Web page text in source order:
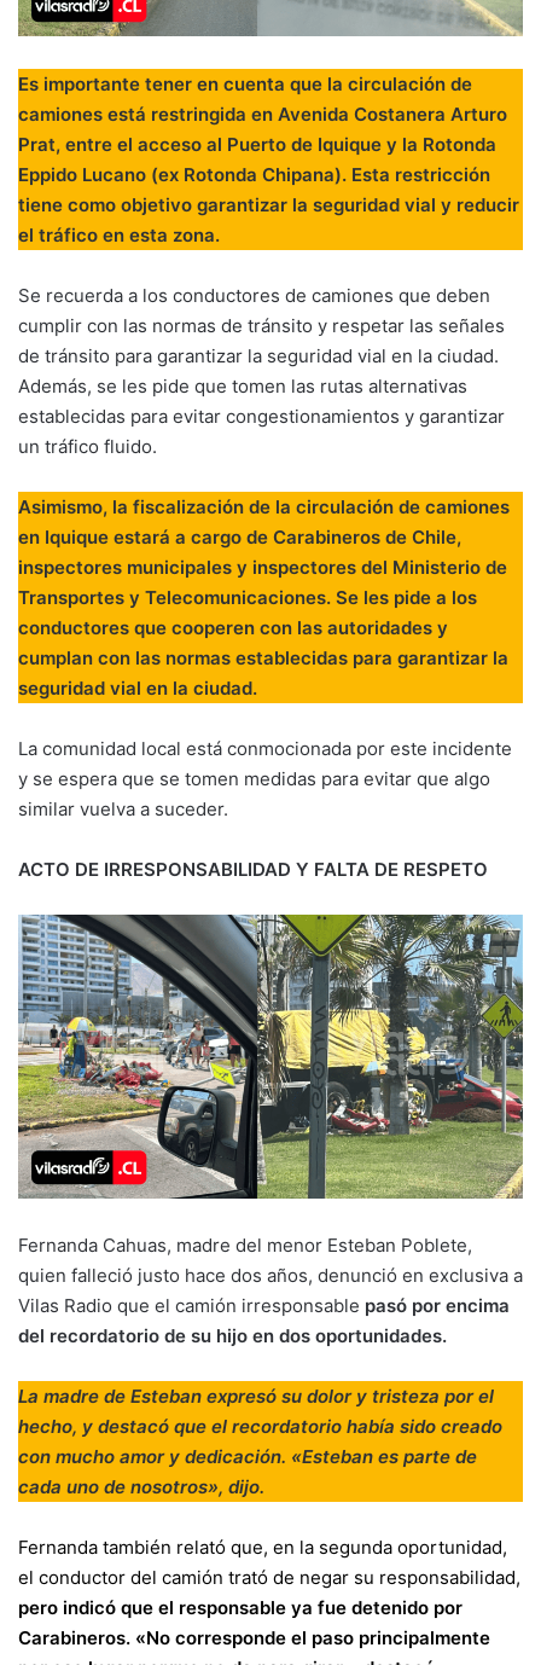
Es importante tener en cuenta que la circulación de
camiones está restringida en Avenida Costanera Arturo
Prat, entre el acceso al Puerto de Iquique y la Rotonda
Eppido Lucano (ex Rotonda Chipana). Esta restricción
tiene como objetivo garantizar la seguridad vial y reducir
el tráfico en esta zona.
Se recuerda a los conductores de camiones que deben
cumplir con las normas de tránsito y respetar las señales
de tránsito para garantizar la seguridad vial en la ciudad.
Además, se les pide que tomen las rutas alternativas
establecidas para evitar congestionamientos y garantizar
un tráfico fluido.
Asimismo, la fiscalización de la circulación de camiones
en Iquique estará a cargo de Carabineros de Chile,
inspectores municipales y inspectores del Ministerio de
Transportes y Telecomunicaciones. Se les pide a los
conductores que cooperen con las autoridades y
cumplan con las normas establecidas para garantizar la
seguridad vial en la ciudad.
La comunidad local está conmocionada por este incidente
y se espera que se tomen medidas para evitar que algo
similar vuelva a suceder.
ACTO DE IRRESPONSABILIDAD Y FALTA DE RESPETO
Fernanda Cahuas, madre del menor Esteban Poblete,
quien falleció justo hace dos años, denunció en exclusiva a
Vilas Radio que el camión irresponsable pasó por encima
del recordatorio de su hijo en dos oportunidades.
La madre de Esteban expresó su dolor y tristeza por el
hecho, y destacó que el recordatorio había sido creado
con mucho amor y dedicación. «Esteban es parte de
cada uno de nosotros», dijo.
Fernanda también relató que, en la segunda oportunidad,
el conductor del camión trató de negar su responsabilidad,
pero indicó que el responsable ya fue detenido por
Carabineros. «No corresponde el paso principalmente